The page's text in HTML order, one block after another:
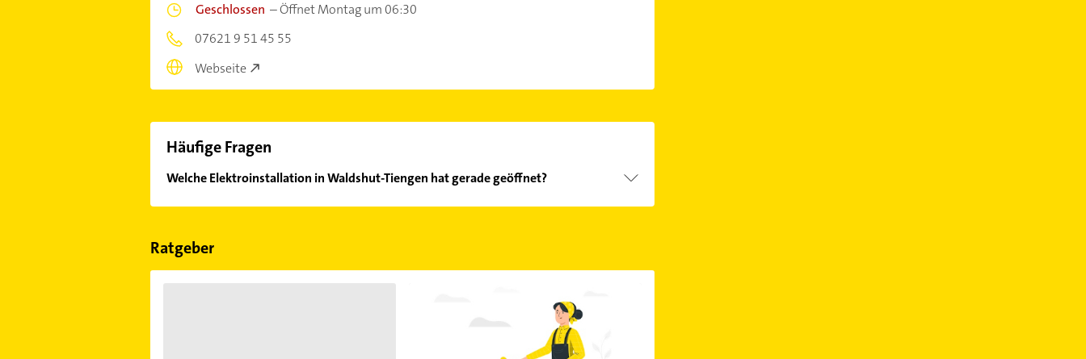
Geschlossen –Öffnet Montag um 06:30
07621 9 51 45 55
Webseite
Häufige Fragen
Welche Elektroinstallation in Waldshut-Tiengen hat gerade geöffnet?
Im Anbieter-Bereich finden Sie alleÖffnungszeiten. Bitte beachten Sie, dass diese an
Ratgeber